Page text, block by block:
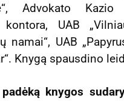
Advokato
kontora, UAB
namai“, UAB
Knygą spausdino
knygos